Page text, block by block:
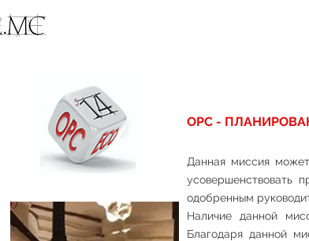
OPC -
Данная миссия
усовершенствовать
одобренным
Наличие данной
Благодаря данной